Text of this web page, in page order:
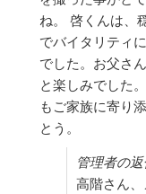
ね。 啓くんは、
でバイタリティ
でした。お父さ
と楽しみでした
もご家族に寄り
とう。
管理者の
高階さん、